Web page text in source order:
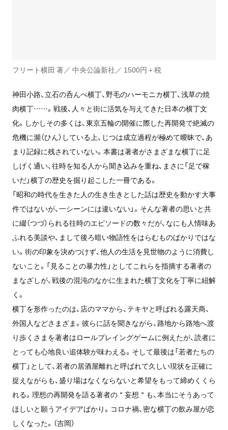
フリート横田 著／ 中央公論新社／ 1500円＋税
神田小路、立石の呑んべ横丁、野毛のハーモニカ横丁、浅草の焼
肉横丁……。戦後、人々と街に活気を与えてきた日本の横丁文
化。しかしその多くは、東京五輪の開催に際した再開発で絶滅の
危機に瀕（ひん）している上、じつは成立過程が極めて曖昧で、あ
まり記録に残されていない。本書は著者がさまざまな横丁に足
しげく通い、往時を知る人から聞き込みを重ね、まさに「足で稼
いだ」横丁の歴史を掘り起こした一冊である。
「昭和の時代を生きた人の生き生きとした話は歴史を動かす大事
件ではないが、一シーンには違いない」。そんな著者の思いと共
に綴（つづ）られる往時のエピソードの数々だが、なにも人情味あ
ふれる美談や、まして後ろ暗い物語性をはらむものばかりではな
い。街の印象を決めつけず、他人の生活を見世物のように消費し
ないこと。「見ることの暴力性」としてこれらを指摘する著者の
まなざしが、戦後の混沌のなかに生まれた横丁文化を丁寧に紐解
く。
横丁を形作ったのは、店のママから、テキヤと呼ばれる露天商、
外国人などさまざま。彼らに話を聞きながら、路地から路地へ渡
り歩くさまを著者はロールプレイングゲームに例えたが、読者に
とっても心地良い追体験が味わえる。そして最後は「若者たちの
横丁」として、若者の居酒屋離れと呼ばれて久しい現状を正確に
捉えながらも、盛り場はなくならないと希望をもって締めくくら
れる。理想の再開発を語る著者の＂妄想＂も、本当にそうあって
ほしいと願うアイデアばかり。コロナ禍、密な横丁の飲み屋が恋
しくなった。（吉岡）